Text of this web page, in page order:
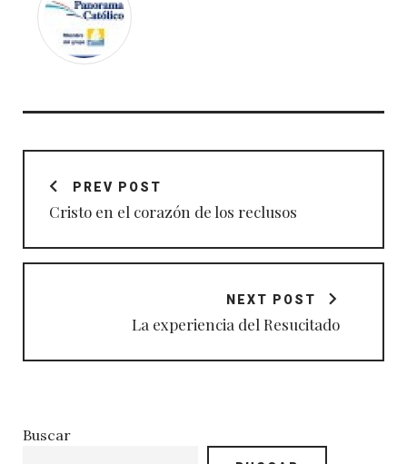
Navegación
entradasPREV POST
Cristo en el corazón de los reclusos
NEXT POST
La experiencia del Resucitado
Buscar